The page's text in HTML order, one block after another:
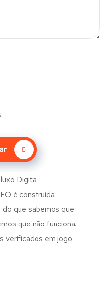
é construída
que sabemos que
que não funciona.
verificados em jogo.